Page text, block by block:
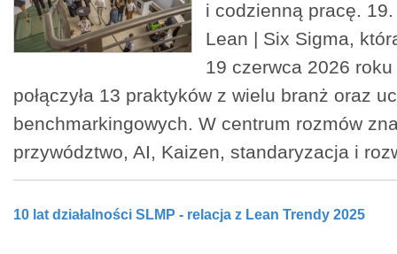
i codzienną pracę.
Lean | Six Sigma,
19 czerwca 2026 roku
połączyła 13 praktyków z wielu branż oraz
benchmarkingowych. W centrum rozmów
przywództwo, AI, Kaizen, standaryzacja i
10 lat działalności SLMP - relacja z Lean Trendy 2025